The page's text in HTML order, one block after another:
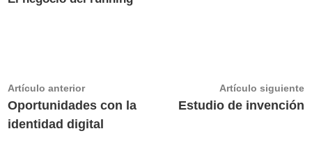
Navegación
de
entradas
Artículo anteriorArtículo
anterior:
Oportunidades con la
identidad digital
Artículo siguiente
Estudio de invención